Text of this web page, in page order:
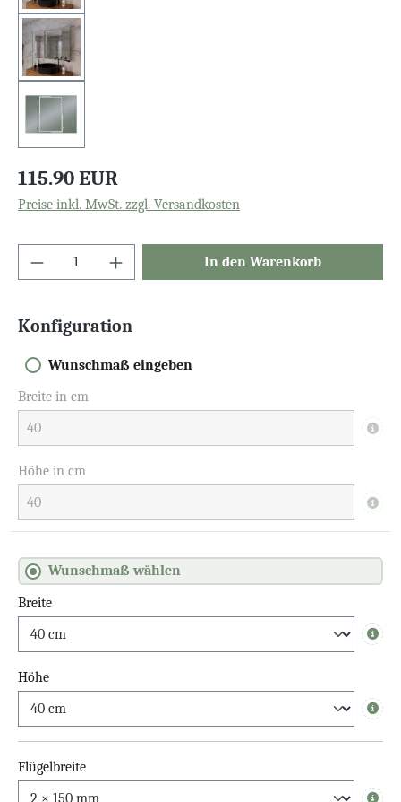
115.90 EUR
Preise inkl. MwSt. zzgl. Versandkosten
In den Warenkorb
Konfiguration
Wunschmaß eingeben
Breite in cm
Info
Höhe in cm
Info
Wunschmaß wählen
Breite
Info
Höhe
Info
Flügelbreite